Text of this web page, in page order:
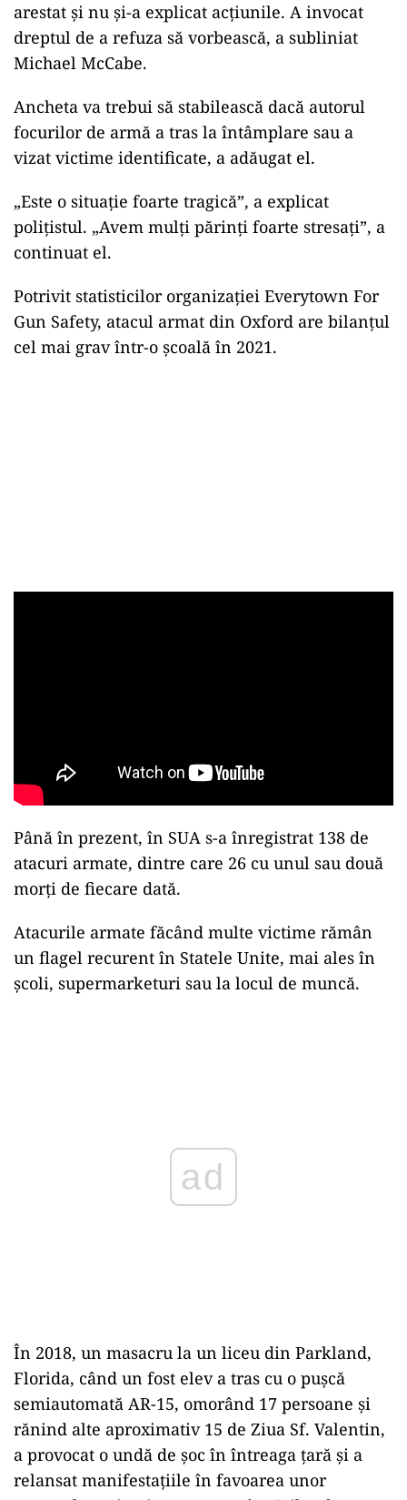
arestat şi nu şi-a explicat acţiunile. A invocat
dreptul de a refuza să vorbească, a subliniat
Michael McCabe.
Ancheta va trebui să stabilească dacă autorul
focurilor de armă a tras la întâmplare sau a
vizat victime identificate, a adăugat el.
„Este o situaţie foarte tragică”, a explicat
poliţistul. „Avem mulţi părinţi foarte stresaţi”, a
continuat el.
Potrivit statisticilor organizaţiei Everytown For
Gun Safety, atacul armat din Oxford are bilanţul
cel mai grav într-o şcoală în 2021.
Până în prezent, în SUA s-a înregistrat 138 de
atacuri armate, dintre care 26 cu unul sau două
morţi de fiecare dată.
Atacurile armate făcând multe victime rămân
un flagel recurent în Statele Unite, mai ales în
şcoli, supermarketuri sau la locul de muncă.
ad
În 2018, un masacru la un liceu din Parkland,
Florida, când un fost elev a tras cu o puşcă
semiautomată AR-15, omorând 17 persoane şi
rănind alte aproximativ 15 de Ziua Sf. Valentin,
a provocat o undă de şoc în întreaga ţară şi a
relansat manifestaţiile în favoarea unor